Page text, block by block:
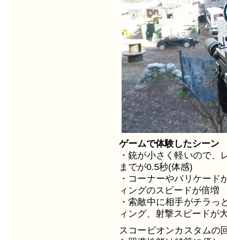
ゲームで体験したシーン
・銃が小さく軽いので
までが0.5秒(体感)
・コーナーやバリケード
ィングのスピードが倍増
・索敵中に相手がチラっ
ィング、射撃スピードが
スコーピオンカスタムの